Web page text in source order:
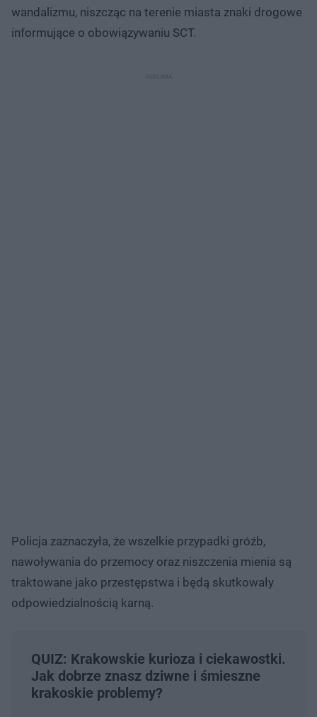
wandalizmu, niszcząc na terenie miasta znaki drogowe
informujące o obowiązywaniu SCT.
Policja zaznaczyła, że wszelkie przypadki gróźb,
nawoływania do przemocy oraz niszczenia mienia są
traktowane jako przestępstwa i będą skutkowały
odpowiedzialnością karną.
QUIZ: Krakowskie kurioza i ciekawostki.
Jak dobrze znasz dziwne i śmieszne
krakoskie problemy?